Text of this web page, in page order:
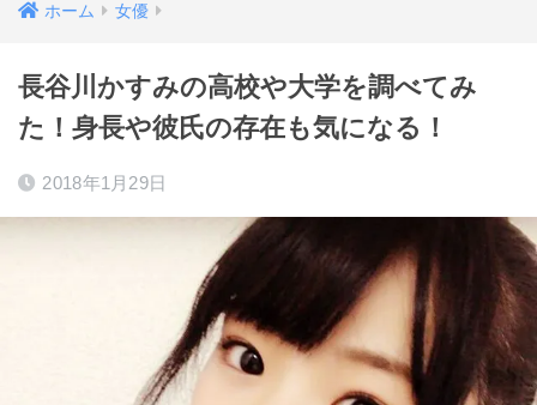
ホーム 女優
長谷川かすみの高校や大学を調べてみ
た！身長や彼氏の存在も気になる！
2018年1月29日